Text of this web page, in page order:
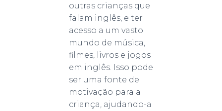
outras crianças que
falam inglês, e ter
acesso a um vasto
mundo de música,
filmes, livros e jogos
em inglês. Isso pode
ser uma fonte de
motivação para a
criança, ajudando-a